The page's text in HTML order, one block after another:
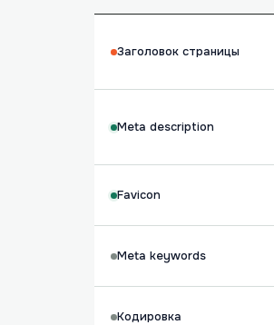
Заголовок страницы
Meta description
Favicon
Meta keywords
Кодировка